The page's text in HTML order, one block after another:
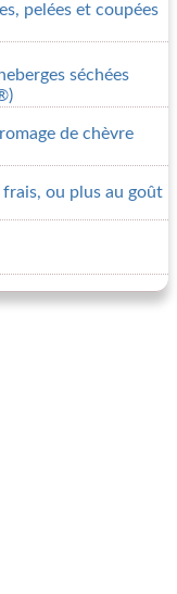
pelées et coupées
séchées
de chèvre
ou plus au goût